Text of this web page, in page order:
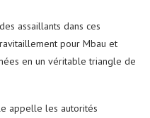
assaillants dans ces
pour Mbau et
en un véritable triangle de
appelle les autorités